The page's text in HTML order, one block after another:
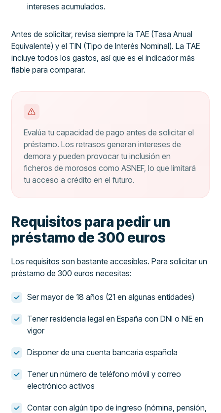
intereses acumulados.
Antes de solicitar, revisa siempre la TAE (Tasa Anual
Equivalente) y el TIN (Tipo de Interés Nominal). La TAE
incluye todos los gastos, así que es el indicador más
fiable para comparar.
Evalúa tu capacidad de pago antes de solicitar el
préstamo. Los retrasos generan intereses de
demora y pueden provocar tu inclusión en
ficheros de morosos como ASNEF, lo que limitará
tu acceso a crédito en el futuro.
Requisitos para pedir un
préstamo de 300 euros
Los requisitos son bastante accesibles. Para solicitar un
préstamo de 300 euros necesitas:
Ser mayor de 18 años (21 en algunas entidades)
Tener residencia legal en España con DNI o NIE en
vigor
Disponer de una cuenta bancaria española
Tener un número de teléfono móvil y correo
electrónico activos
Contar con algún tipo de ingreso (nómina, pensión,